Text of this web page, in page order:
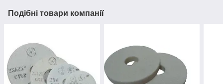
Подібні товари компанії